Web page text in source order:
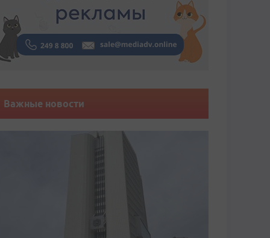
Важные новости